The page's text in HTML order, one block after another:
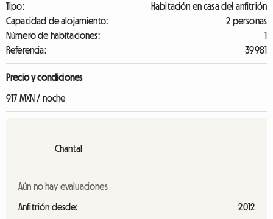
Tipo:
Habitación en casa del anfitrión
Capacidad de alojamiento:
2 personas
Número de habitaciones:
1
Referencia:
39981
Precio y condiciones
917 MXN / noche
Chantal
Aún no hay evaluaciones
Anfitrión desde: 2012